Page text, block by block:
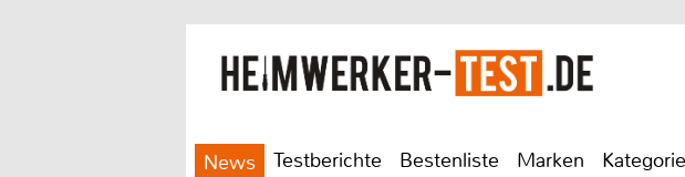
News Testberichte Bestenliste Marken